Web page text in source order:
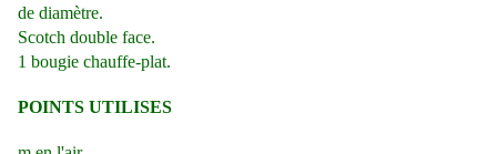
de diamètre.
Scotch double face.
1 bougie chauffe-plat.
POINTS UTILISES